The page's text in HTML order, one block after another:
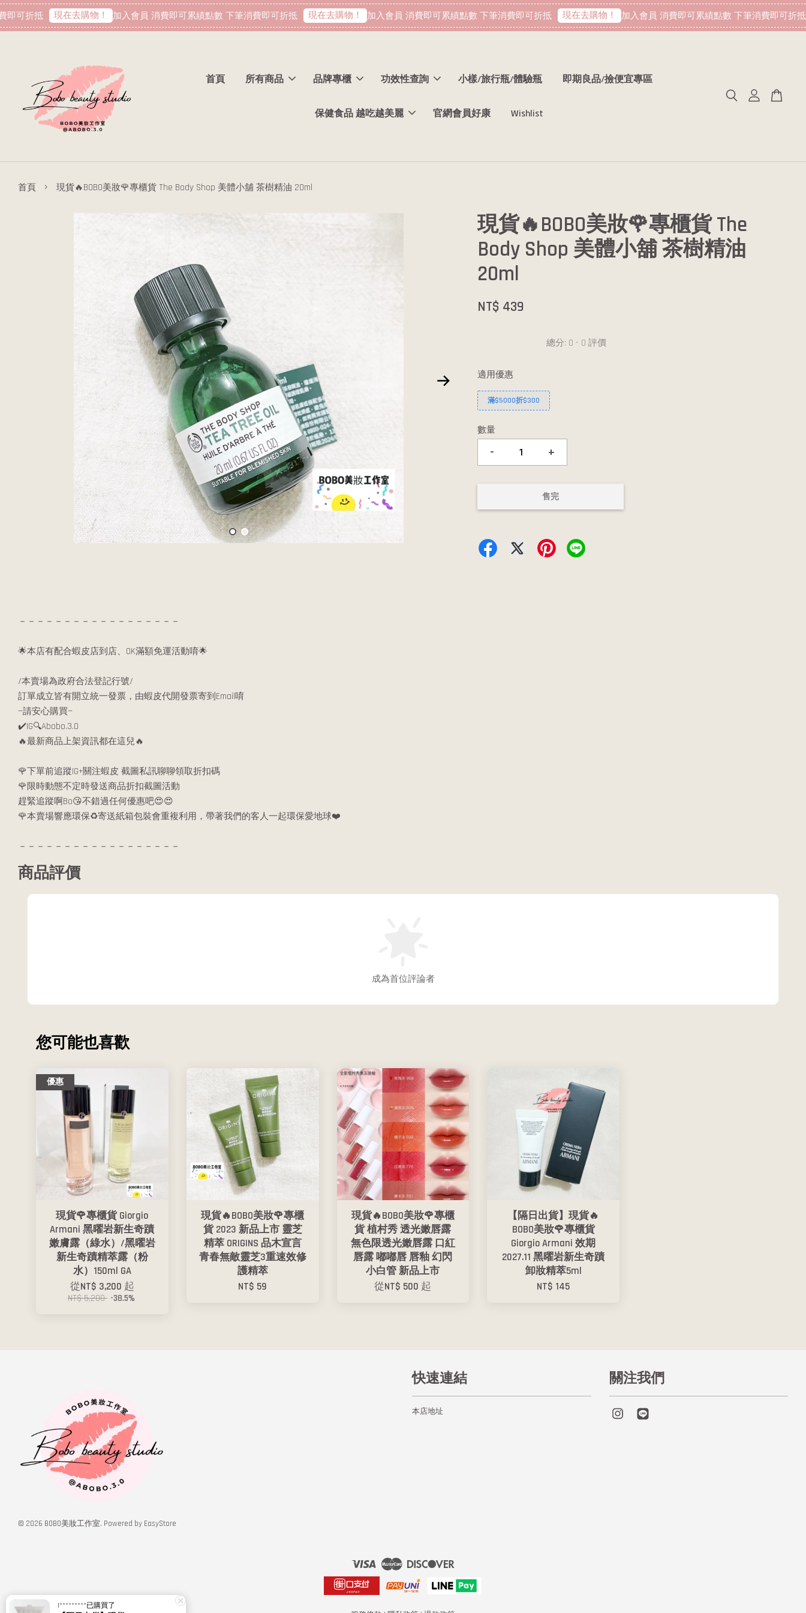
折抵 現在去購物！ 加入會員 消費即可累績點數 下筆消費即可折抵 現在去購物！ 加入會員 消費即可累績點數 下筆消費即可折抵 現在去購物！ 加入會員 消費即可累績點數 下筆消費即可折抵
首頁 所有商品 品牌專櫃 功效性查詢 小樣/旅行瓶/體驗瓶 即期良品/撿便宜專區
保健食品 越吃越美麗 官網會員好康 Wishlist
首頁 › 現貨🔥BOBO美妝🌹專櫃貨 The Body Shop 美體小舖 茶樹精油 20ml
現貨🔥BOBO美妝🌹專櫃貨 The
Body Shop 美體小舖 茶樹精油
20ml
NT$ 439
總分: 0 - 0 評價
適用優惠
滿$5000折$300
數量
- +
售完
－－－－－－－－－－－－－－－－－－
🌟本店有配合蝦皮店到店、OK滿額免運活動唷🌟
/本賣場為政府合法登記行號/
訂單成立皆有開立統一發票，由蝦皮代開發票寄到Email唷
—請安心購買—
✔️IG🔍Abobo.3.0
🔥最新商品上架資訊都在這兒🔥
🌹下單前追蹤IG+關注蝦皮 截圖私訊聊聊領取折扣碼
🌹限時動態不定時發送商品折扣截圖活動
趕緊追蹤啊Bo😘不錯過任何優惠吧😍😍
🌹本賣場響應環保♻️寄送紙箱包裝會重複利用，帶著我們的客人一起環保愛地球❤️
－－－－－－－－－－－－－－－－－－
商品評價
成為首位評論者
您可能也喜歡
優惠
現貨🌹專櫃貨 Giorgio
Armani 黑曜岩新生奇蹟
嫩膚露（綠水）/黑曜岩
新生奇蹟精萃露（粉
水）150ml GA
從NT$ 3,200 起
NT$ 5,200 -38.5%
現貨🔥BOBO美妝🌹專櫃
貨 2023 新品上市 靈芝
精萃 ORIGINS 品木宣言
青春無敵靈芝3重速效修
護精萃
NT$ 59
現貨🔥BOBO美妝🌹專櫃
貨 植村秀 透光嫩唇露
無色限透光嫩唇露 口紅
唇露 嘟嘟唇 唇釉 幻閃
小白管 新品上市
從NT$ 500 起
【隔日出貨】現貨🔥
BOBO美妝🌹專櫃貨
Giorgio Armani 效期
2027.11 黑曜岩新生奇蹟
卸妝精萃5ml
NT$ 145
© 2026 BOBO美妝工作室. Powered by EasyStore
快速連結
本店地址
關注我們
Instagram
Visa Master
I*********已購買了